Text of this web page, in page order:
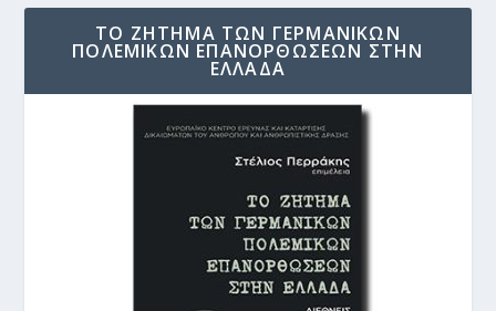
ΤΟ ΖΗΤΗΜΑ ΤΩΝ ΓΕΡΜΑΝΙΚΩΝ
ΠΟΛΕΜΙΚΩΝ ΕΠΑΝΟΡΘΩΣΕΩΝ ΣΤΗΝ
ΕΛΛΑΔΑ